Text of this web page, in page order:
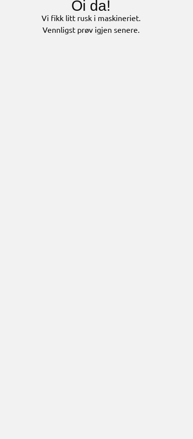
Oi da!
Vi fikk litt rusk i maskineriet.
Vennligst prøv igjen senere.